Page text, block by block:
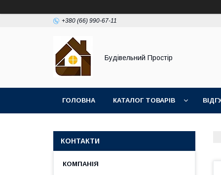
+380 (66) 990-67-11
Будівельний Простір
ГОЛОВНА КАТАЛОГ ТОВАРІВ
КОНТАКТИ